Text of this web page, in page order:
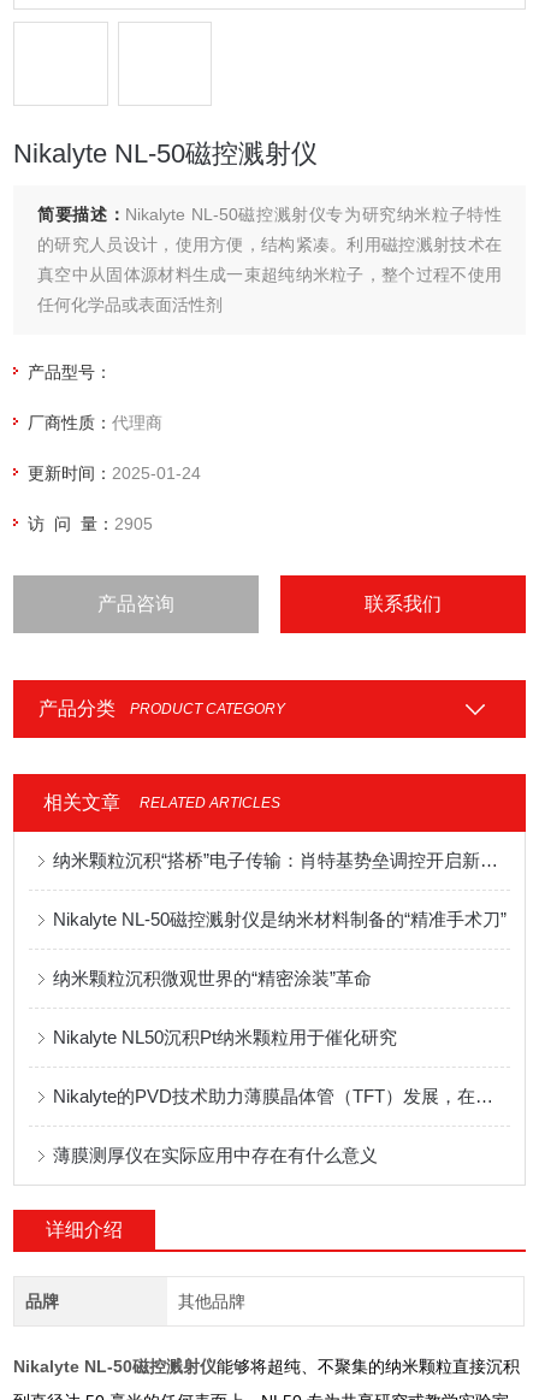
Nikalyte NL-50磁控溅射仪
简要描述： Nikalyte NL-50磁控溅射仪专为研究纳米粒子特性
的研究人员设计，使用方便，结构紧凑。利用磁控溅射技术在
真空中从固体源材料生成一束超纯纳米粒子，整个过程不使用
任何化学品或表面活性剂
产品型号：
厂商性质：代理商
更新时间： 2025-01-24
访 问 量： 2905
产品咨询 联系我们
产品分类 PRODUCT CATEGORY
相关文章 RELATED ARTICLES
纳米颗粒沉积“搭桥”电子传输：肖特基势垒调控开启新一代半导体器件新纪元
Nikalyte NL-50磁控溅射仪是纳米材料制备的“精准手术刀”
纳米颗粒沉积微观世界的“精密涂装”革命
Nikalyte NL50沉积Pt纳米颗粒用于催化研究
Nikalyte的PVD技术助力薄膜晶体管（TFT）发展，在柔性显示屏的应用
薄膜测厚仪在实际应用中存在有什么意义
详细介绍
品牌 其他品牌
Nikalyte NL-50磁控溅射仪能够将超纯、不聚集的纳米颗粒直接沉积